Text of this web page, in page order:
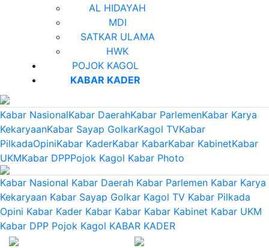
AL HIDAYAH
MDI
SATKAR ULAMA
HWK
POJOK KAGOL
KABAR KADER
Kabar NasionalKabar DaerahKabar ParlemenKabar Karya
KekaryaanKabar Sayap GolkarKagol TVKabar
PilkadaOpiniKabar KaderKabar KabarKabar KabinetKabar
UKMKabar DPPPojok Kagol Kabar Photo
Kabar Nasional Kabar Daerah Kabar Parlemen Kabar Karya
Kekaryaan Kabar Sayap Golkar Kagol TV Kabar Pilkada
Opini Kabar Kader Kabar Kabar Kabar Kabinet Kabar UKM
Kabar DPP Pojok Kagol KABAR KADER